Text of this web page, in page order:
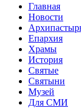
Главная
Новости
Епархия
Храмы
История
Святые
Святыни
Музей
Для СМИ